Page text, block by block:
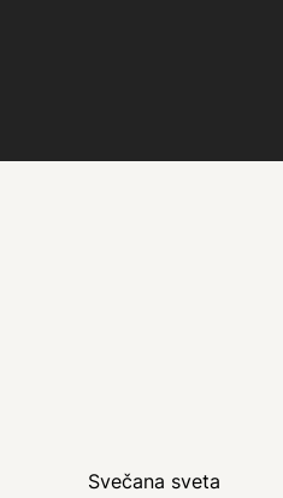
Svečana sveta